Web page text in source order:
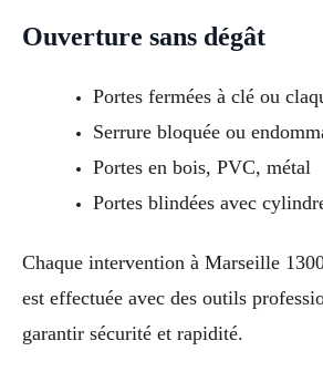
Ouverture sans dégât
Portes fermées à clé ou
Serrure bloquée ou
Portes en bois, PVC, métal
Portes blindées avec
Chaque intervention à Marseille
est effectuée avec des outils
garantir sécurité et rapidité.